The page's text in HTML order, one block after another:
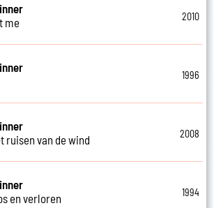
me
2010
1996
ruisen van de wind
2008
en verloren
1994